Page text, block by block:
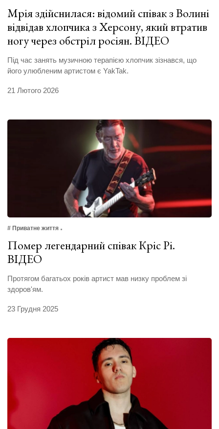
Мрія здійснилася: відомий співак з Волині
відвідав хлопчика з Херсону, який втратив
ногу через обстріл росіян. ВІДЕО
Під час занять музичною терапією хлопчик зізнався, що
його улюбленим артистом є YakTak.
21 Лютого 2026
# Приватне життя
Помер легендарний співак Кріс Рі.
ВІДЕО
Протягом багатьох років артист мав низку проблем зі
здоров'ям.
23 Грудня 2025